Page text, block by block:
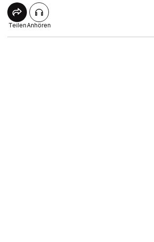
TeilenAnhören